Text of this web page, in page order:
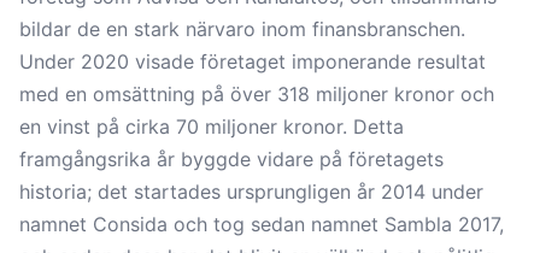
bildar de en stark närvaro inom finansbranschen.
Under 2020 visade företaget imponerande resultat
med en omsättning på över 318 miljoner kronor och
en vinst på cirka 70 miljoner kronor. Detta
framgångsrika år byggde vidare på företagets
historia; det startades ursprungligen år 2014 under
namnet Consida och tog sedan namnet Sambla 2017,